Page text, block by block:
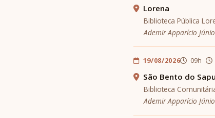
Lorena
Biblioteca Pública
Ademir Apparício
19/08/2026 09h
São Bento do
Biblioteca
Ademir Apparício